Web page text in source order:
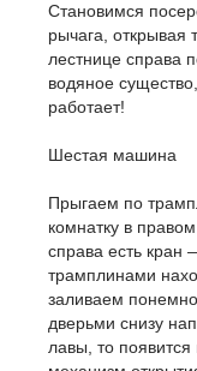
Становимся
рычага,
лестнице справа
водяное
работает!
Шестая машина
Прыгаем по
комнатку в
справа есть
трамплинами
заливаем
дверьми снизу
лавы, то появится